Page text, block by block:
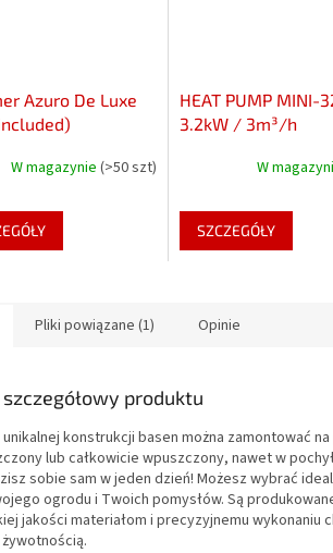
Azuro De Luxe
W magazynie (>50 szt)
HEAT PUMP MINI-
3.2kW / 3m³/h
W
SZCZEGÓŁY
Pliki powiązane (1) Opinie
szczegółowy produktu
unikalnej konstrukcji basen można zamontować
lub całkowicie wpuszczony, nawet w
sobie sam w jeden dzień! Możesz wybrać
ogrodu i Twoich pomysłów. Są
jakości materiałom i precyzyjnemu wykonaniu
żywotnością.